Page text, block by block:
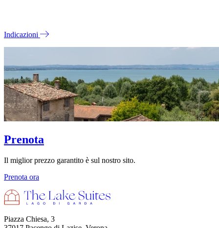
Indicazioni
Prenota
Il miglior prezzo garantito è sul nostro sito.
Prenota ora
Piazza Chiesa, 3